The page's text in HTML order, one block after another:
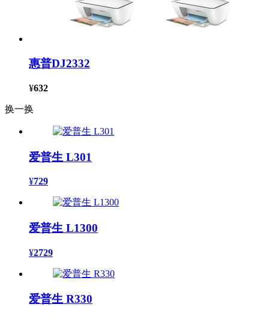
惠普DJ2332
¥632
换一换
爱普生 L301
¥729
爱普生 L1300
¥2729
爱普生 R330